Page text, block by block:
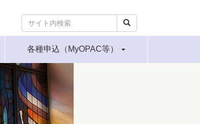
各種申込（MyOPAC等）